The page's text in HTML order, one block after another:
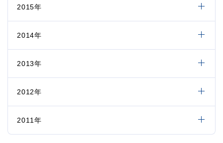
2015年
2014年
2013年
2012年
2011年